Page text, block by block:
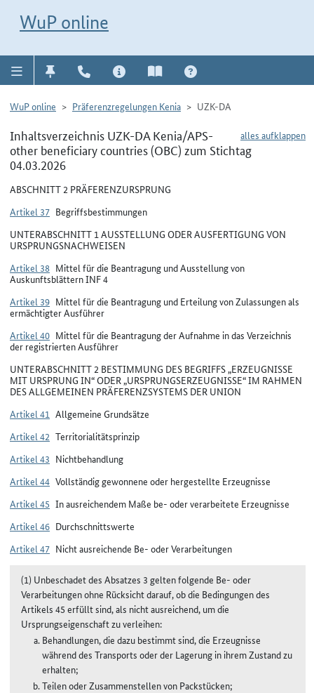
WuP online
WuP online Präferenzregelungen Kenia UZK-DA
alles aufklappen
Inhaltsverzeichnis UZK-DA Kenia/APS-
other beneficiary countries (OBC) zum Stichtag
04.03.2026
ABSCHNITT 2 PRÄFERENZURSPRUNG
Artikel 37 Begriffsbestimmungen
UNTERABSCHNITT 1 AUSSTELLUNG ODER AUSFERTIGUNG VON
URSPRUNGSNACHWEISEN
Artikel 38 Mittel für die Beantragung und Ausstellung von
Auskunftsblättern INF 4
Artikel 39 Mittel für die Beantragung und Erteilung von Zulassungen als
ermächtigter Ausführer
Artikel 40 Mittel für die Beantragung der Aufnahme in das Verzeichnis
der registrierten Ausführer
UNTERABSCHNITT 2 BESTIMMUNG DES BEGRIFFS „ERZEUGNISSE
MIT URSPRUNG IN“ ODER „URSPRUNGSERZEUGNISSE“ IM RAHMEN
DES ALLGEMEINEN PRÄFERENZSYSTEMS DER UNION
Artikel 41 Allgemeine Grundsätze
Artikel 42 Territorialitätsprinzip
Artikel 43 Nichtbehandlung
Artikel 44 Vollständig gewonnene oder hergestellte Erzeugnisse
Artikel 45 In ausreichendem Maße be- oder verarbeitete Erzeugnisse
Artikel 46 Durchschnittswerte
Artikel 47 Nicht ausreichende Be- oder Verarbeitungen
(1) Unbeschadet des Absatzes 3 gelten folgende Be- oder
Verarbeitungen ohne Rücksicht darauf, ob die Bedingungen des
Artikels 45 erfüllt sind, als nicht ausreichend, um die
Ursprungseigenschaft zu verleihen:
Behandlungen, die dazu bestimmt sind, die Erzeugnisse
während des Transports oder der Lagerung in ihrem Zustand zu
erhalten;
Teilen oder Zusammenstellen von Packstücken;